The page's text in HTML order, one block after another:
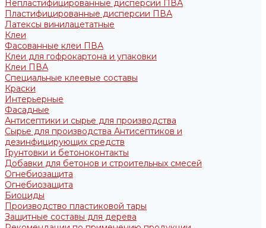
Непластифицированные дисперсии ПВА
Пластифицированные дисперсии ПВА
Латексы винилацетатные
Клеи
Фасованные клеи ПВА
Клеи для гофрокартона и упаковки
Клеи ПВА
Специальные клеевые составы
Краски
Интерьерные
Фасадные
Антисептики и сырье для производства
Сырье для производства Антисептиков и
дезинфицирующих средств
Грунтовки и бетоноконтакты
Добавки для бетонов и строительных смесей
Огнебиозащита
Огнебиозащита
Биоциды
Производство пластиковой тары
Защитные составы для дерева